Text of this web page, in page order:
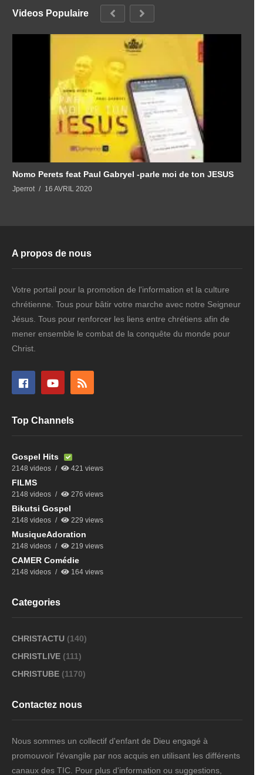
Videos Populaire
Nomo Perets feat Paul Gabryel -parle moi de ton JESUS
Jperrot 16 AVRIL 2020
A propos de nous
Votre portail pour la promotion de l'information et la culture
chrétienne. Tous pour bâtir votre marche avec notre Seigneur
Jésus. Tous pour renforcer les liens entre chrétiens afin de
mener ensemble le combat de la conquête du monde pour
Christ.
Top Channels
Gospel Hits
2148 videos 421 views
FILMS
2148 videos 276 views
Bikutsi Gospel
2148 videos 229 views
MusiqueAdoration
2148 videos 219 views
CAMER Comédie
2148 videos 164 views
Categories
CHRISTACTU (140)
CHRISTLIVE (111)
CHRISTUBE (1170)
Contactez nous
Nous sommes un collectif d'enfant de Dieu engagé à
promouvoir l'évangile par nos acquis en utilisant les différents
canaux des TIC. Pour plus d'information ou suggestions,